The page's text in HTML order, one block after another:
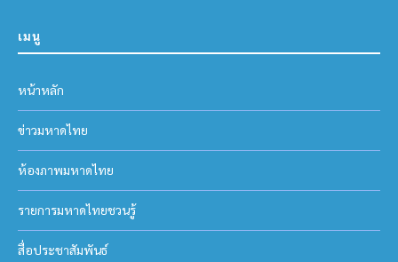
เมนู
หน้าหลัก
ข่าวมหาดไทย
ห้องภาพมหาดไทย
รายการมหาดไทยชวนรู้
สื่อประชาสัมพันธ์